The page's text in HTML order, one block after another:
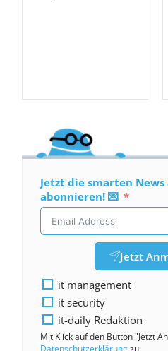
Jetzt die smarten News
abonnieren! 💌
Jetzt
it management
it security
it-daily Redaktion
Mit Klick auf den Button "Jetzt
Datenschutzerklärungzu.